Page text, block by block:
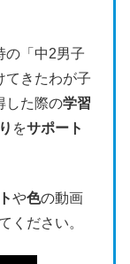
の「中2男子
てきたわが子
した際の学習
をサポート
や色の動画
ください。